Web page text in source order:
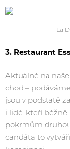
La
3. Restaurant
Aktuálně na
chod –
jsou v podstatě
i lidé, kteří
pokrmům
candáta to